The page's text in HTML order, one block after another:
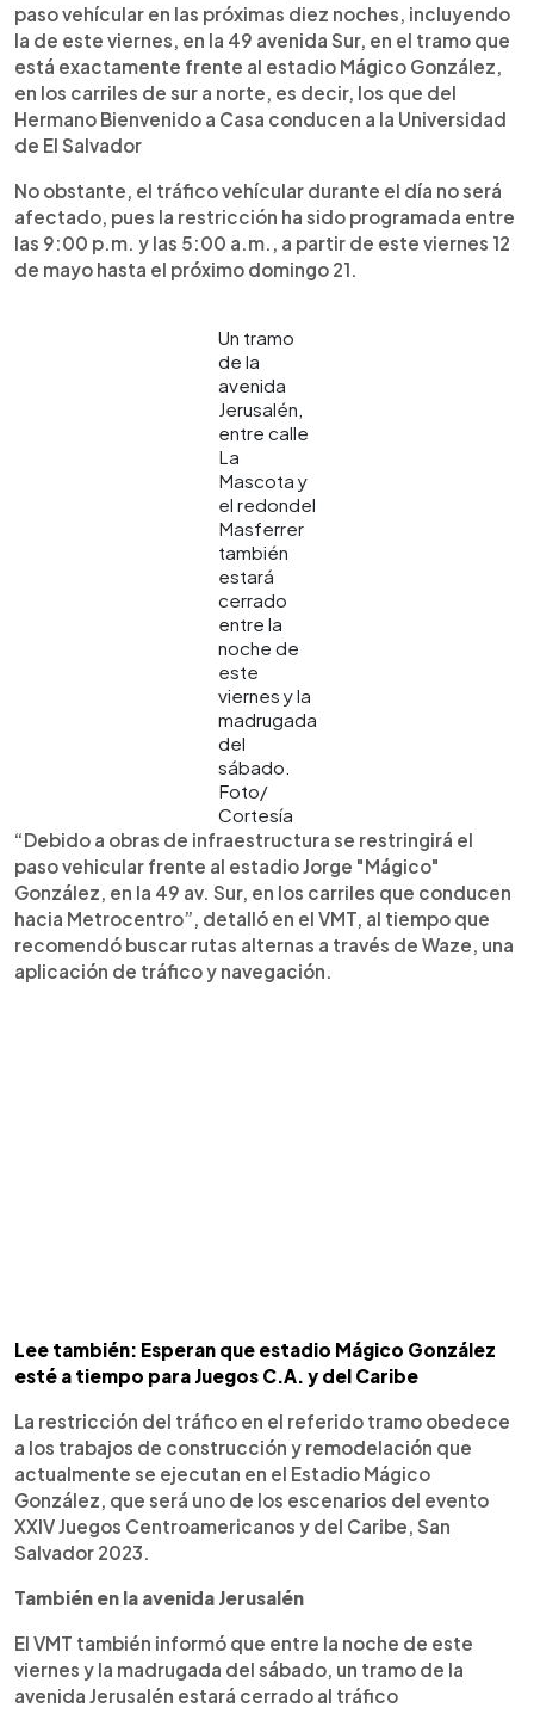
paso vehícular en las próximas diez noches, incluyendo
la de este viernes, en la 49 avenida Sur, en el tramo que
está exactamente frente al estadio Mágico González,
en los carriles de sur a norte, es decir, los que del
Hermano Bienvenido a Casa conducen a la Universidad
de El Salvador
No obstante, el tráfico vehícular durante el día no será
afectado, pues la restricción ha sido programada entre
las 9:00 p.m. y las 5:00 a.m., a partir de este viernes 12
de mayo hasta el próximo domingo 21.
Un tramo
de la
avenida
Jerusalén,
entre calle
La
Mascota y
el redondel
Masferrer
también
estará
cerrado
entre la
noche de
este
viernes y la
madrugada
del
sábado.
Foto/
Cortesía
“Debido a obras de infraestructura se restringirá el
paso vehicular frente al estadio Jorge "Mágico"
González, en la 49 av. Sur, en los carriles que conducen
hacia Metrocentro”, detalló en el VMT, al tiempo que
recomendó buscar rutas alternas a través de Waze, una
aplicación de tráfico y navegación.
Lee también: Esperan que estadio Mágico González
esté a tiempo para Juegos C.A. y del Caribe
La restricción del tráfico en el referido tramo obedece
a los trabajos de construcción y remodelación que
actualmente se ejecutan en el Estadio Mágico
González, que será uno de los escenarios del evento
XXIV Juegos Centroamericanos y del Caribe, San
Salvador 2023.
También en la avenida Jerusalén
El VMT también informó que entre la noche de este
viernes y la madrugada del sábado, un tramo de la
avenida Jerusalén estará cerrado al tráfico